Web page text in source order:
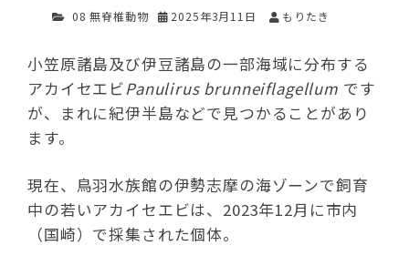
08 無脊椎動物 2025年3月11日 もりたき
小笠原諸島及び伊豆諸島の一部海域に分布する
アカイセエビPanulirus brunneiflagellum です
が、まれに紀伊半島などで見つかることがあり
ます。
現在、鳥羽水族館の伊勢志摩の海ゾーンで飼育
中の若いアカイセエビは、2023年12月に市内
（国崎）で採集された個体。